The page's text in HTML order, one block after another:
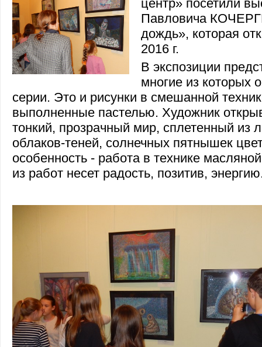
центр» посетили
Павловича
дождь», которая
2016 г.
В экспозиции
многие из которых
серии. Это и рисунки в смешанной
выполненные пастелью. Художник
тонкий, прозрачный мир, сплетенный из
облаков-теней, солнечных пятнышек
особенность - работа в технике
из работ несет радость, позитив,